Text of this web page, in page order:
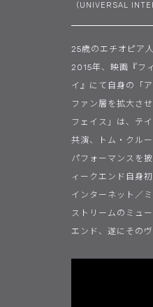
（UNIVERSAL
25歳のエチオピア
2015年、映画『フ
イ』にて自身の「
ファン層を拡大さ
フェイス」は、テ
共演、トム・クル
パフォーマンスを
ィークエンド自身
インターネット／
ストリームのミュ
エンド、遂にその